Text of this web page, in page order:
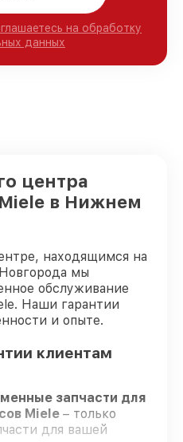
на обработку
данных
центра
в Нижнем
находящимся на
мы
обслуживание
Наши гарантии
и опыте.
клиентам
запчасти для
Miele – только
для вашей